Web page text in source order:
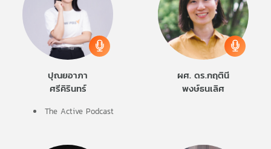
ปุณยอาภา
ศรีคิรินทร์
The Active Podcast
ผศ. ดร.กฤตินี
พงษ์ธนเลิศ